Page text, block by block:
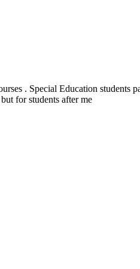
. Special Education students
for students after me